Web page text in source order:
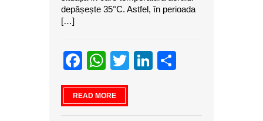
depășește 35°C. Astfel, în perioada
[…]
Facebook
WhatsApp
TwitterLinkedIn
READ MORE